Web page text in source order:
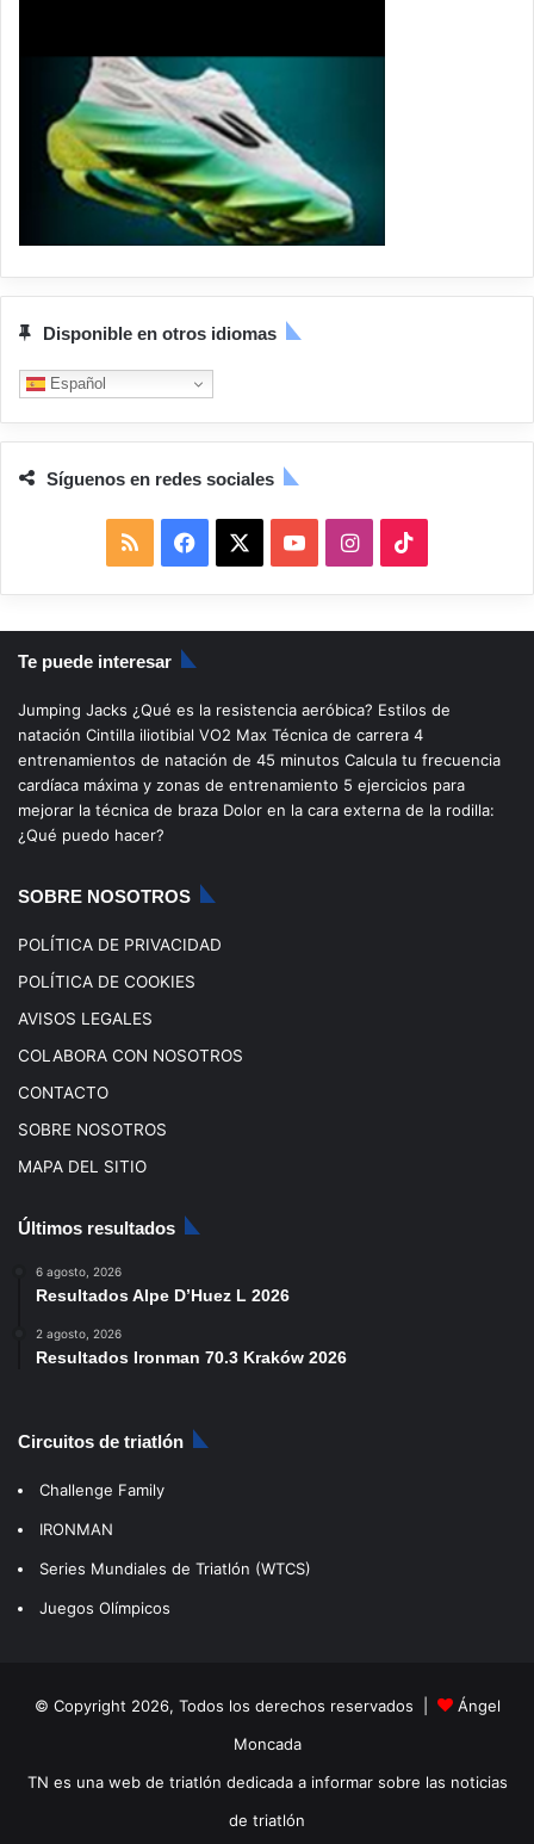
Disponible en otros idiomas
Español
Síguenos en redes sociales
S
S
a
c
b
o
o
u
u
b
I
n
s
a
g
i
k
o
k
Te puede interesar
Jumping Jacks ¿Qué es la resistencia aeróbica? Estilos de
natación Cintilla iliotibial VO2 Max Técnica de carrera 4
entrenamientos de natación de 45 minutos Calcula tu frecuencia
cardíaca máxima y zonas de entrenamiento 5 ejercicios para
mejorar la técnica de braza Dolor en la cara externa de la rodilla:
¿Qué puedo hacer?
SOBRE NOSOTROS
POLÍTICA DE PRIVACIDAD
POLÍTICA DE COOKIES
AVISOS LEGALES
COLABORA CON NOSOTROS
CONTACTO
SOBRE NOSOTROS
MAPA DEL SITIO
Últimos resultados
6 agosto, 2026
Resultados Alpe D’Huez L 2026
2 agosto, 2026
Resultados Ironman 70.3 Kraków 2026
Circuitos de triatlón
Challenge Family
IRONMAN
Series Mundiales de Triatlón (WTCS)
Juegos Olímpicos
© Copyright 2026, Todos los derechos reservados |
Ángel
Moncada
TN es una web de triatlón dedicada a informar sobre las noticias
de triatlón